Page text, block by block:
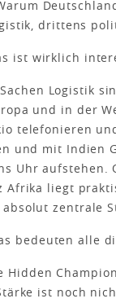
drittens
ist wirklich
Logistik
und in der
telefonieren
und mit Indien
Uhr
Afrika liegt
zentrale
bedeuten alle
Hidden
ist noch